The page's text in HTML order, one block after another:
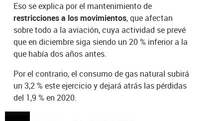
Eso se explica por el mantenimiento de
restricciones a los movimientos, que afectan
sobre todo a la aviación, cuya actividad se prevé
que en diciembre siga siendo un 20 % inferior a la
que había dos años antes.
Por el contrario, el consumo de gas natural subirá
un 3,2 % este ejercicio y dejará atrás las pérdidas
del 1,9 % en 2020.